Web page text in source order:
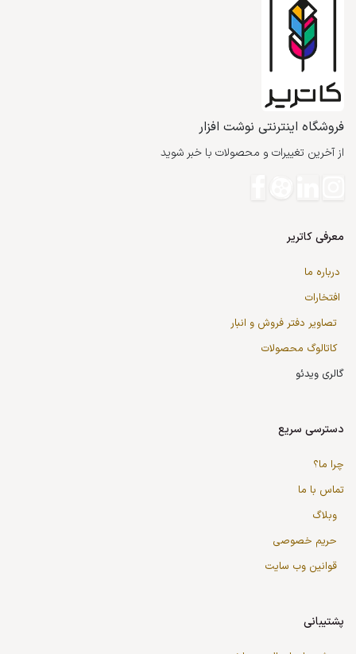
فروشگاه اینترنتی نوشت افزار
از آخرین تغییرات و محصولات با خبر شوید
معرفی کاتریر
درباره ما
افتخارات
تصاویر دفتر فروش و انبار
کاتالوگ محصولات
گالری ویدئو
دسترسی سریع
چرا ما؟
تماس با ما
وبلاگ
حریم خصوصی
قوانین وب سایت
پشتیبانی